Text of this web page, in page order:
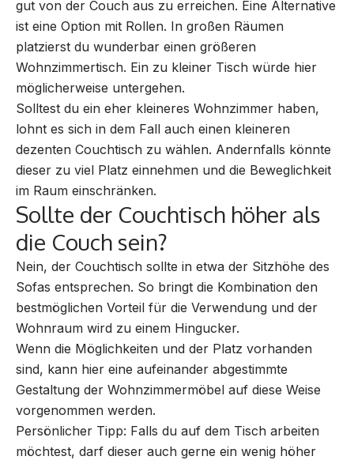
gut von der Couch aus zu erreichen. Eine Alternative
ist eine Option mit Rollen. In großen Räumen
platzierst du wunderbar einen größeren
Wohnzimmertisch. Ein zu kleiner Tisch würde hier
möglicherweise untergehen.
Solltest du ein eher kleineres Wohnzimmer haben,
lohnt es sich in dem Fall auch einen kleineren
dezenten Couchtisch zu wählen. Andernfalls könnte
dieser zu viel Platz einnehmen und die Beweglichkeit
im Raum einschränken.
Sollte der Couchtisch höher als
die Couch sein?
Nein, der Couchtisch sollte in etwa der Sitzhöhe des
Sofas entsprechen. So bringt die Kombination den
bestmöglichen Vorteil für die Verwendung und der
Wohnraum wird zu einem Hingucker.
Wenn die Möglichkeiten und der Platz vorhanden
sind, kann hier eine aufeinander abgestimmte
Gestaltung der Wohnzimmermöbel auf diese Weise
vorgenommen werden.
Persönlicher Tipp: Falls du auf dem Tisch arbeiten
möchtest, darf dieser auch gerne ein wenig höher